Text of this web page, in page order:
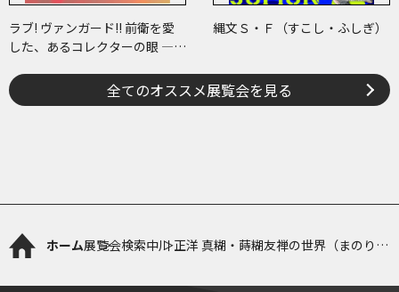
ラブ! ヴァンガード!! 前衛を愛
した、あるコレクターの眼 ―草
縄文Ｓ・Ｆ（すこし・ふしぎ）
全てのオススメ展覧会を見る
ホーム展覧会検索中川 正洋 真糊・蒔糊友禅の世界（まのり･